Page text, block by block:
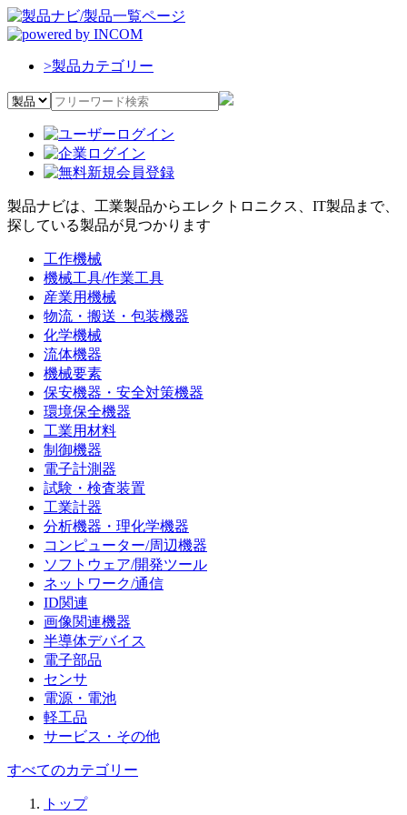
>製品カテゴリー
製品ナビは、工業製品からエレクトロニクス、IT製品まで、
探している製品が見つかります
工作機械
機械工具/作業工具
産業用機械
物流・搬送・包装機器
化学機械
流体機器
機械要素
保安機器・安全対策機器
環境保全機器
工業用材料
制御機器
電子計測器
試験・検査装置
工業計器
分析機器・理化学機器
コンピューター/周辺機器
ソフトウェア/開発ツール
ネットワーク/通信
ID関連
画像関連機器
半導体デバイス
電子部品
センサ
電源・電池
軽工品
サービス・その他
すべてのカテゴリー
トップ